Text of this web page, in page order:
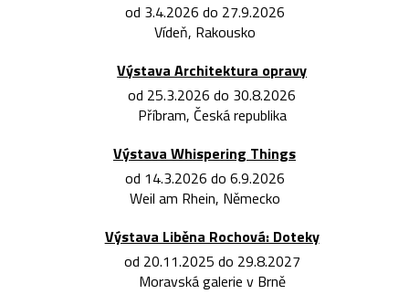
od 3.4.2026 do 27.9.2026
Vídeň, Rakousko
Výstava Architektura opravy
od 25.3.2026 do 30.8.2026
Příbram, Česká republika
Výstava Whispering Things
od 14.3.2026 do 6.9.2026
Weil am Rhein, Německo
Výstava Liběna Rochová: Doteky
od 20.11.2025 do 29.8.2027
Moravská galerie v Brně